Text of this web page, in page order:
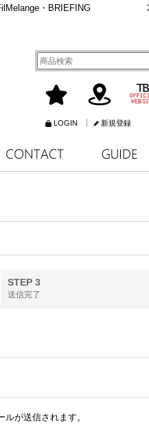
・BRIEFING
LOGIN 新規登録
STEP 3
送信完了
が送信されます。